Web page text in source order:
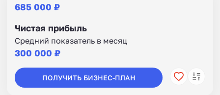
685 000 ₽
Чистая прибыль
Средний показатель в месяц
300 000 ₽
ПОЛУЧИТЬ БИЗНЕС-ПЛАН